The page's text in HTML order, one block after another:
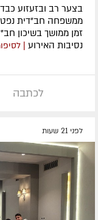
ממשפחה חב"דית
זמן ממושך בשיכון
נסיבות האירוע |
לכתבה
לפני 21 שעות